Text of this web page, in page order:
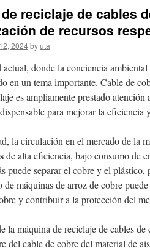
reciclaje de cables
de recursos
2024byuta
actual, donde la conciencia
en un tema importante. Cable de
es ampliamente prestado
para mejorar la eficiencia
la circulación en el mercado de la
de alta eficiencia, bajo consumo de
puede separar el cobre y el
de máquinas de arroz de cobre
y contribuir a la protección del
la máquina de reciclaje de cables
del cable de cobre del material de